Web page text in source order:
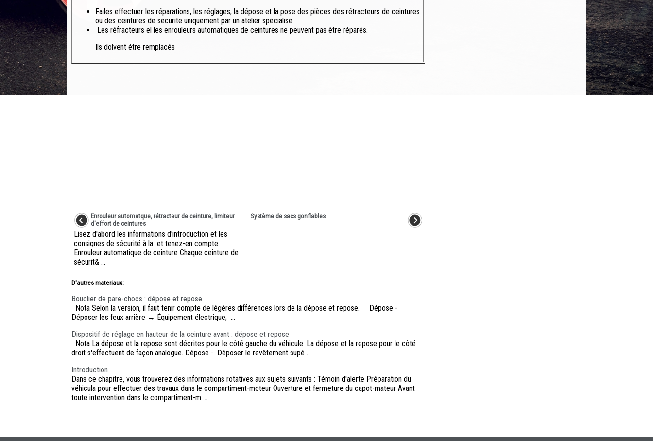
Failes effectuer les réparations, les réglages, la dépose et la pose des pièces des rétracteurs de ceintures
ou des ceintures de sécurité uniquement par un atelier spécialisé.
Les réfracteurs el les enrouleurs automatiques de ceintures ne peuvent pas ètre réparés.
Ils dolvent étre remplacés
Enrouleur automatque, rétracteur de ceinture, limiteur
d'effort de ceintures
Lisez d'abord les informations d'introduction et les
consignes de sécurité à la et tenez-en compte.
Enrouleur automatique de ceinture Chaque ceinture de
sécurit& ...
Système de sacs gonflables
...
D'autres materiaux:
Bouclier de pare-chocs : dépose et repose
Nota Selon la version, il faut tenir compte de légères différences lors de la dépose et repose. Dépose -
Déposer les feux arrière → Équipement électrique; ...
Dispositif de réglage en hauteur de la ceinture avant : dépose et repose
Nota La dépose et la repose sont décrites pour le côté gauche du véhicule. La dépose et la repose pour le côté
droit s'effectuent de façon analogue. Dépose - Déposer le revêtement supé ...
Introduction
Dans ce chapitre, vous trouverez des informations rotatives aux sujets suivants : Témoin d'alerte Préparation du
véhicula pour effectuer des travaux dans le compartiment-moteur Ouverture et fermeture du capot-mateur Avant
toute intervention dans le compartiment-m ...